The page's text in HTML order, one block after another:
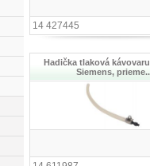
14 427445
Hadička tlaková
Siemens, prieme..